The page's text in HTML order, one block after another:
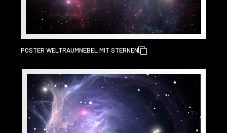
POSTER WELTRAUMNEBEL MIT STERNEN